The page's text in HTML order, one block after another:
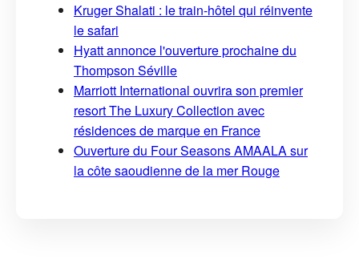
Kruger Shalati : le train-hôtel qui réinvente
le safari
Hyatt annonce l'ouverture prochaine du
Thompson Séville
Marriott International ouvrira son premier
resort The Luxury Collection avec
résidences de marque en France
Ouverture du Four Seasons AMAALA sur
la côte saoudienne de la mer Rouge